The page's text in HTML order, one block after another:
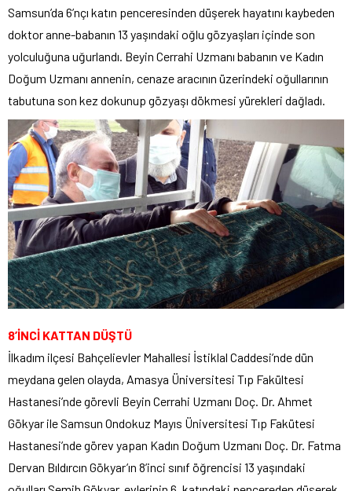
Samsun’da 6’nçı katın penceresinden düşerek hayatını kaybeden
doktor anne-babanın 13 yaşındaki oğlu gözyaşları içinde son
yolculuğuna uğurlandı. Beyin Cerrahi Uzmanı babanın ve Kadın
Doğum Uzmanı annenin, cenaze aracının üzerindeki oğullarının
tabutuna son kez dokunup gözyaşı dökmesi yürekleri dağladı.
8’İNCİ KATTAN DÜŞTÜ
İlkadım ilçesi Bahçelievler Mahallesi İstiklal Caddesi’nde dün
meydana gelen olayda, Amasya Üniversitesi Tıp Fakültesi
Hastanesi’nde görevli Beyin Cerrahi Uzmanı Doç. Dr. Ahmet
Gökyar ile Samsun Ondokuz Mayıs Üniversitesi Tıp Fakütesi
Hastanesi’nde görev yapan Kadın Doğum Uzmanı Doç. Dr. Fatma
Dervan Bıldırcın Gökyar’ın 8’inci sınıf öğrencisi 13 yaşındaki